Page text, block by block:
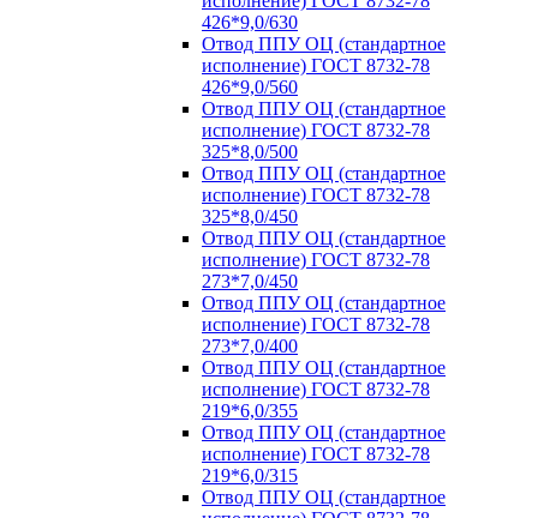
426*9,0/630
Отвод ППУ ОЦ (стандартное
исполнение) ГОСТ 8732-78
426*9,0/560
Отвод ППУ ОЦ (стандартное
исполнение) ГОСТ 8732-78
325*8,0/500
Отвод ППУ ОЦ (стандартное
исполнение) ГОСТ 8732-78
325*8,0/450
Отвод ППУ ОЦ (стандартное
исполнение) ГОСТ 8732-78
273*7,0/450
Отвод ППУ ОЦ (стандартное
исполнение) ГОСТ 8732-78
273*7,0/400
Отвод ППУ ОЦ (стандартное
исполнение) ГОСТ 8732-78
219*6,0/355
Отвод ППУ ОЦ (стандартное
исполнение) ГОСТ 8732-78
219*6,0/315
Отвод ППУ ОЦ (стандартное